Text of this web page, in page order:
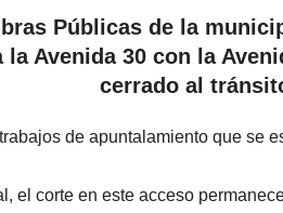
Públicas de la
la Avenida 30 con la
cerrado al
de apuntalamiento que se
el corte en este acceso